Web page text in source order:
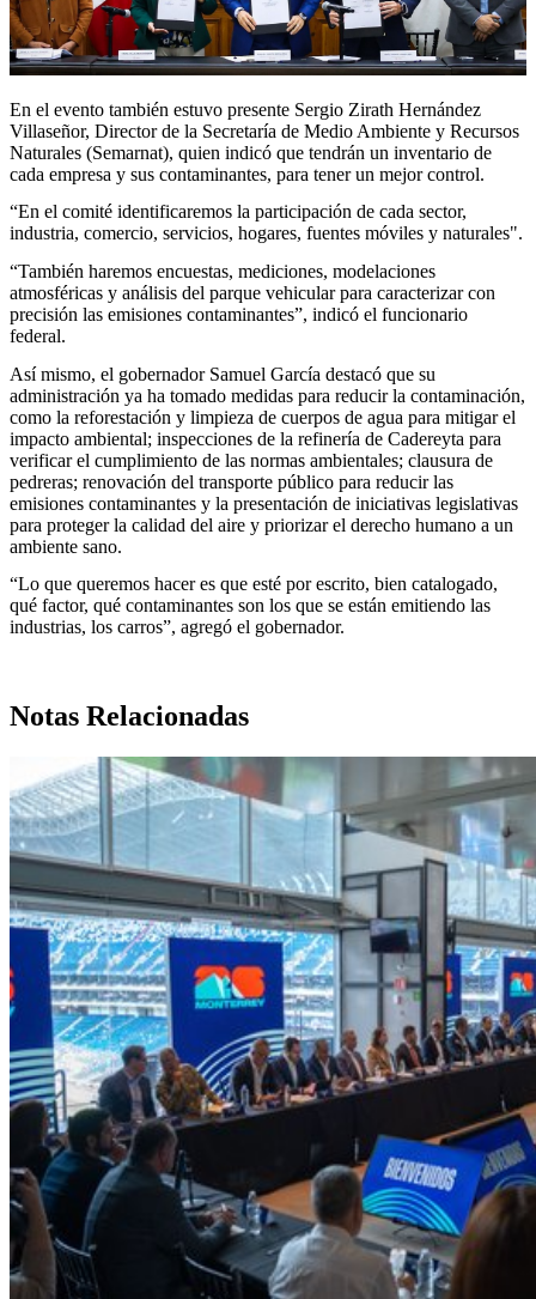
En el evento también estuvo presente Sergio Zirath Hernández
Villaseñor, Director de la Secretaría de Medio Ambiente y Recursos
Naturales (Semarnat), quien indicó que tendrán un inventario de
cada empresa y sus contaminantes, para tener un mejor control.
“En el comité identificaremos la participación de cada sector,
industria, comercio, servicios, hogares, fuentes móviles y naturales".
“También haremos encuestas, mediciones, modelaciones
atmosféricas y análisis del parque vehicular para caracterizar con
precisión las emisiones contaminantes”, indicó el funcionario
federal.
Así mismo, el gobernador Samuel García destacó que su
administración ya ha tomado medidas para reducir la contaminación,
como la reforestación y limpieza de cuerpos de agua para mitigar el
impacto ambiental; inspecciones de la refinería de Cadereyta para
verificar el cumplimiento de las normas ambientales; clausura de
pedreras; renovación del transporte público para reducir las
emisiones contaminantes y la presentación de iniciativas legislativas
para proteger la calidad del aire y priorizar el derecho humano a un
ambiente sano.
“Lo que queremos hacer es que esté por escrito, bien catalogado,
qué factor, qué contaminantes son los que se están emitiendo las
industrias, los carros”, agregó el gobernador.
Notas Relacionadas